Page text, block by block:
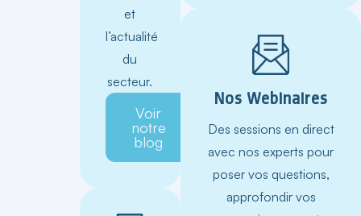
et
l’actualité
du
secteur.
Voir
notre
blog
Nos Webinaires
Des sessions en direct
avec nos experts pour
poser vos questions,
approfondir vos